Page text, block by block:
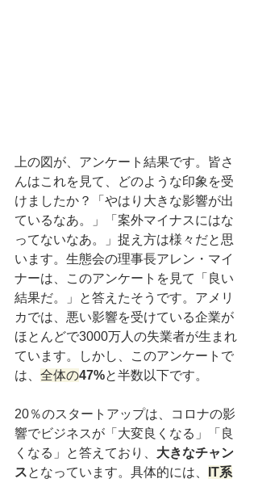
上の図が、アンケート結果です。皆さ
んはこれを見て、どのような印象を受
けましたか？「やはり大きな影響が出
ているなあ。」「案外マイナスにはな
ってないなあ。」捉え方は様々だと思
います。生態会の理事長アレン・マイ
ナーは、このアンケートを見て「良い
結果だ。」と答えたそうです。アメリ
カでは、悪い影響を受けている企業が
ほとんどで3000万人の失業者が生まれ
ています。しかし、このアンケートで
は、 全体の47%と半数以下です。
20％のスタートアップは、コロナの影
響でビジネスが「大変良くなる」「良
くなる」と答えており、 大きなチャン
スとなっています。具体的には、
IT系